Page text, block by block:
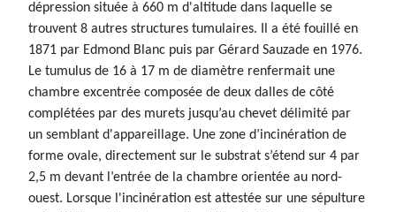
dépression située à 660 m d'altitude dans laquelle se
trouvent 8 autres structures tumulaires. Il a été fouillé en
1871 par Edmond Blanc puis par Gérard Sauzade en 1976.
Le tumulus de 16 à 17 m de diamètre renfermait une
chambre excentrée composée de deux dalles de côté
complétées par des murets jusqu’au chevet délimité par
un semblant d'appareillage. Une zone d’incinération de
forme ovale, directement sur le substrat s’étend sur 4 par
2,5 m devant l’entrée de la chambre orientée au nord-
ouest. Lorsque l'incinération est attestée sur une sépulture